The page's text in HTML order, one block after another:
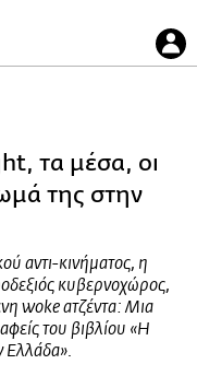
τα μέσα, οι
της στην
αντι-κινήματος, η
κυβερνοχώρος,
woke ατζέντα: Μια
του βιβλίου «Η
Ελλάδα».